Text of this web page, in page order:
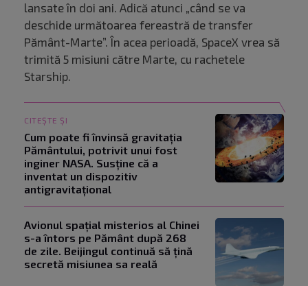
lansate în doi ani. Adică atunci „când se va
deschide următoarea fereastră de transfer
Pământ-Marte”. În acea perioadă, SpaceX vrea să
trimită 5 misiuni către Marte, cu rachetele
Starship.
CITEȘTE ȘI
Cum poate fi învinsă gravitația
Pământului, potrivit unui fost
inginer NASA. Susține că a
inventat un dispozitiv
antigravitațional
Avionul spațial misterios al Chinei
s-a întors pe Pământ după 268
de zile. Beijingul continuă să țină
secretă misiunea sa reală